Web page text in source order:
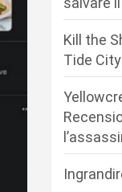
Kill the
Tide